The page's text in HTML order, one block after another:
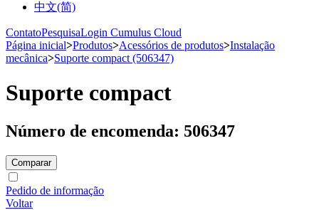
中文(简)
ContatoPesquisaLogin Cumulus Cloud
Página inicial>Produtos>Acessórios de produtos>Instalação
mecânica>Suporte compact (506347)
Suporte compact
Número de encomenda: 506347
Comparar
Pedido de informação
Voltar